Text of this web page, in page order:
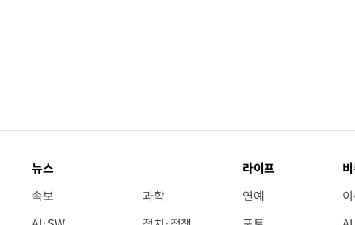
뉴스
속보
과학
라이프
연예